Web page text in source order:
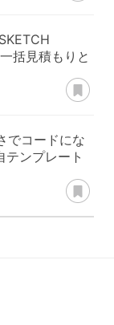
括見積もりと
でコードにな
ンプレート